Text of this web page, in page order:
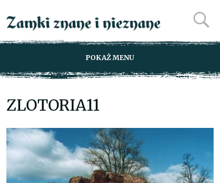
POKAŻ MENU
ZLOTORIA11